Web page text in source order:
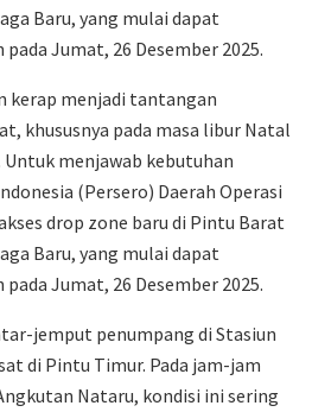
Baru, yang mulai dapat
Jumat, 26 Desember 2025.
kerap menjadi tantangan
khususnya pada masa libur Natal
Untuk menjawab kebutuhan
(Persero) Daerah Operasi
drop zone baru di Pintu Barat
Baru, yang mulai dapat
Jumat, 26 Desember 2025.
jemput penumpang di Stasiun
di Pintu Timur. Pada jam-jam
Nataru, kondisi ini sering